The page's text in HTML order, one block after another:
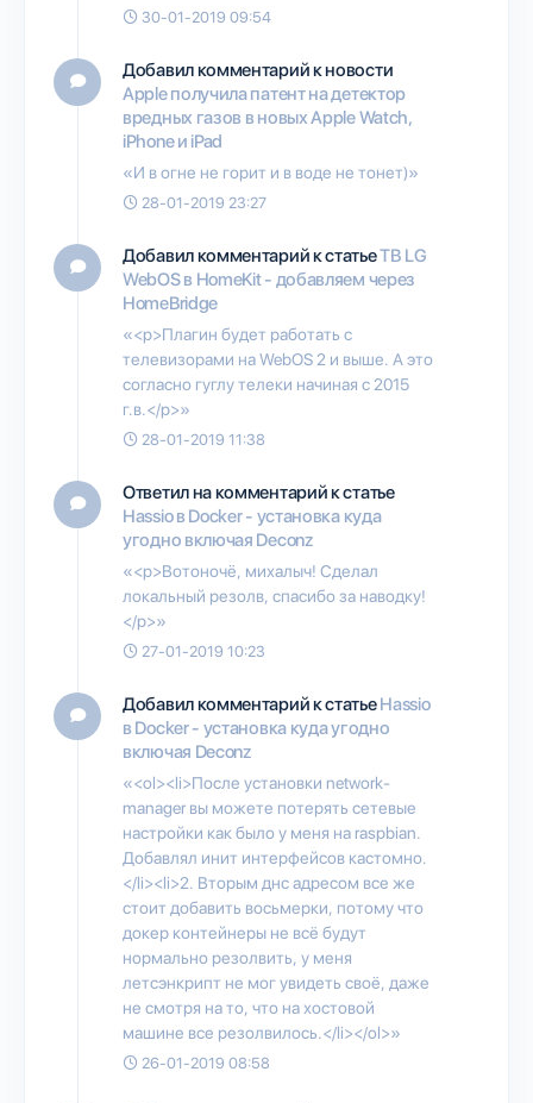
30-01-2019 09:54
Добавил комментарий к новости
Apple получила патент на детектор
вредных газов в новых Apple Watch,
iPhone и iPad
«И в огне не горит и в воде не тонет)»
28-01-2019 23:27
Добавил комментарий к статьеТВ LG
WebOS в HomeKit - добавляем через
HomeBridge
«<p>Плагин будет работать с
телевизорами на WebOS 2 и выше. А это
согласно гуглу телеки начиная с 2015
г.в.</p>»
28-01-2019 11:38
Ответил на комментарий к статье
Hassio в Docker - установка куда
угодно включая Deconz
«<p>Вотоночё, михалыч! Сделал
локальный резолв, спасибо за наводку!
</p>»
27-01-2019 10:23
Добавил комментарий к статьеHassio
в Docker - установка куда угодно
включая Deconz
«<ol><li>После установки network-
manager вы можете потерять сетевые
настройки как было у меня на raspbian.
Добавлял инит интерфейсов кастомно.
</li><li>2. Вторым днс адресом все же
стоит добавить восьмерки, потому что
докер контейнеры не всё будут
нормально резолвить, у меня
летсэнкрипт не мог увидеть своё, даже
не смотря на то, что на хостовой
машине все резолвилось.</li></ol>»
26-01-2019 08:58